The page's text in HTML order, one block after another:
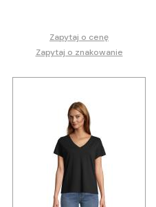
Zapytaj o cenę
Zapytaj o znakowanie